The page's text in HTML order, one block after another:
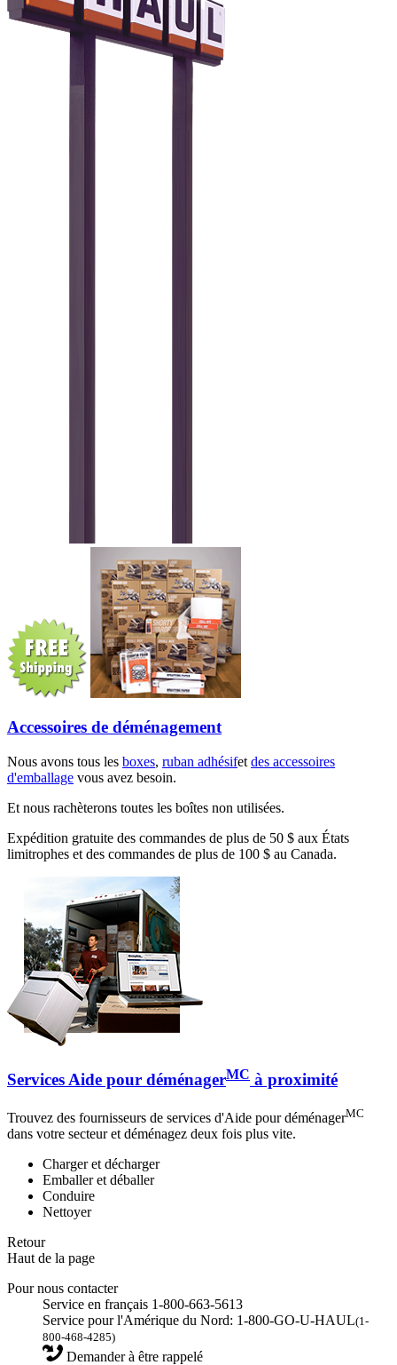
Accessoires de déménagement
Nous avons tous les boxes, ruban adhésifet des accessoires
d'emballage vous avez besoin.
Et nous rachèterons toutes les boîtes non utilisées.
Expédition gratuite des commandes de plus de 50 $ aux États
limitrophes et des commandes de plus de 100 $ au Canada.
Services Aide pour déménagerMC à proximité
Trouvez des fournisseurs de services d'Aide pour déménagerMC
dans votre secteur et déménagez deux fois plus vite.
Charger et décharger
Emballer et déballer
Conduire
Nettoyer
Retour
Haut de la page
Pour nous contacter
Service en français 1-800-663-5613
Service pour l'Amérique du Nord: 1-800-GO-U-HAUL(1-
800-468-4285)
Demander à être rappelé